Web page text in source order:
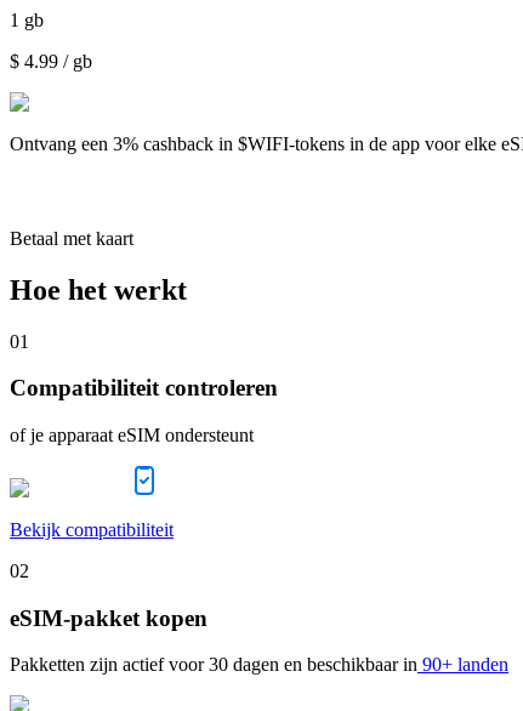
1 gb
$ 4.99 / gb
Ontvang een 3% cashback in $WIFI-tokens in de app voor elke
Betaal met kaart
Hoe het werkt
01
Compatibiliteit controleren
of je apparaat eSIM ondersteunt
Bekijk compatibiliteit
02
eSIM-pakket kopen
Pakketten zijn actief voor 30 dagen en beschikbaar in 90+ landen